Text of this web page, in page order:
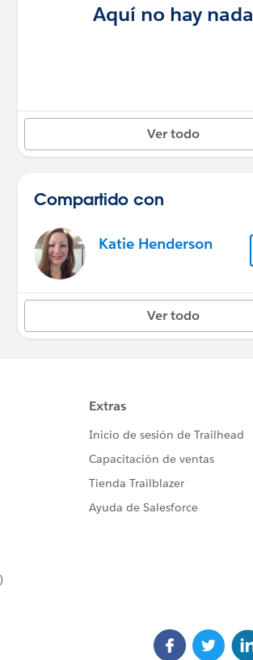
Aquí no hay nada
Ver todo
Compartido con
Katie Henderson
Ver todo